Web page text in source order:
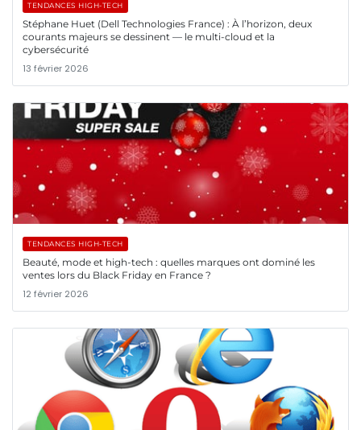
TENDANCES HIGH-TECH
Stéphane Huet (Dell Technologies France) : À l’horizon, deux
courants majeurs se dessinent — le multi-cloud et la
cybersécurité
13 février 2026
TENDANCES HIGH-TECH
Beauté, mode et high-tech : quelles marques ont dominé les
ventes lors du Black Friday en France ?
12 février 2026